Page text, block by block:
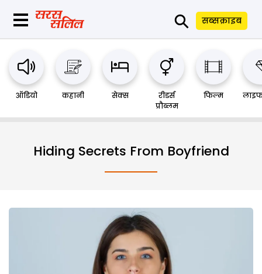
⚲ सब्सक्राइब
ऑडियो कहानी सेक्स
रीडर्स
प्रौब्लम
फिल्म
Hiding Secrets From Boyfriend